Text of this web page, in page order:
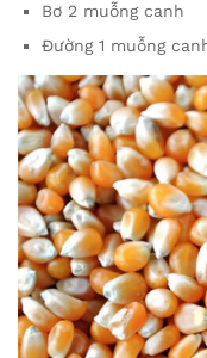
Bơ 2 muỗng canh
Đường 1 muỗng